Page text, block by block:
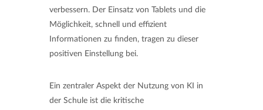
verbessern. Der Einsatz von Tablets und die
Möglichkeit, schnell und effizient
Informationen zu finden, tragen zu dieser
positiven Einstellung bei.
Ein zentraler Aspekt der Nutzung von KI in
der Schule ist die kritische